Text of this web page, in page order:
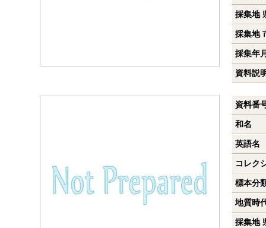
採集地
採集地
採集年
資料説
資料番
和名
英語名
コレク
標本分
地質時
採集地